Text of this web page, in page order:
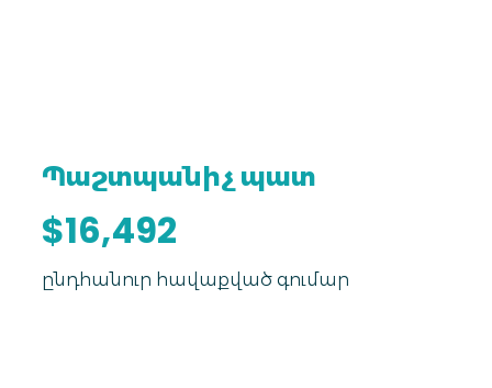
ընդհանուր հավաքված գումար
Պաշտպանիչ պատ
$16,492